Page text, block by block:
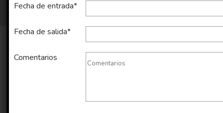
en Sants de 65 m2
Fecha de entrada*
Fecha de salida*
Comentarios